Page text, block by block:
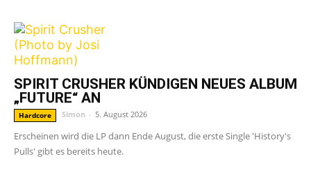
SPIRIT CRUSHER KÜNDIGEN NEUES ALBUM
„FUTURE“ AN
Hardcore Simon - 5. August 2026
Erscheinen wird die LP dann Ende August, die erste Single 'History's
Pulls' gibt es bereits heute.